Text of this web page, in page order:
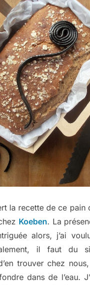
la recette de ce pain
Koeben. La
alors, j’ai
il faut du
trouver chez
dans de l’eau.